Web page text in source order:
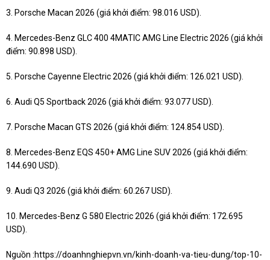
3. Porsche Macan 2026 (giá khởi điểm: 98.016 USD).
4. Mercedes-Benz GLC 400 4MATIC AMG Line Electric 2026 (giá khởi
điểm: 90.898 USD).
5. Porsche Cayenne Electric 2026 (giá khởi điểm: 126.021 USD).
6. Audi Q5 Sportback 2026 (giá khởi điểm: 93.077 USD).
7. Porsche Macan GTS 2026 (giá khởi điểm: 124.854 USD).
8. Mercedes-Benz EQS 450+ AMG Line SUV 2026 (giá khởi điểm:
144.690 USD).
9. Audi Q3 2026 (giá khởi điểm: 60.267 USD).
10. Mercedes-Benz G 580 Electric 2026 (giá khởi điểm: 172.695
USD).
Nguồn :https://doanhnghiepvn.vn/kinh-doanh-va-tieu-dung/top-10-